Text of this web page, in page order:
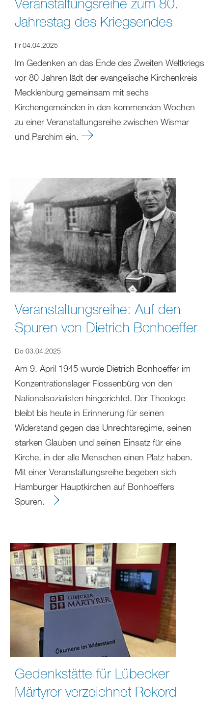
Jahrestag des Kriegsendes
Fr 04.04.2025
Im Gedenken an das Ende des Zweiten Weltkriegs
vor 80 Jahren lädt der evangelische Kirchenkreis
Mecklenburg gemeinsam mit sechs
Kirchengemeinden in den kommenden Wochen
zu einer Veranstaltungsreihe zwischen Wismar
und Parchim ein.
Veranstaltungsreihe: Auf den
Spuren von Dietrich Bonhoeffer
Do 03.04.2025
Am 9. April 1945 wurde Dietrich Bonhoeffer im
Konzentrationslager Flossenbürg von den
Nationalsozialisten hingerichtet. Der Theologe
bleibt bis heute in Erinnerung für seinen
Widerstand gegen das Unrechtsregime, seinen
starken Glauben und seinen Einsatz für eine
Kirche, in der alle Menschen einen Platz haben.
Mit einer Veranstaltungsreihe begeben sich
Hamburger Hauptkirchen auf Bonhoeffers
Spuren.
Gedenkstätte für Lübecker
Märtyrer verzeichnet Rekord